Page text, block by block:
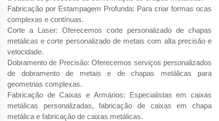
Fabricação por Estampagem Profunda: Para criar formas ocas
complexas e contínuas.
Corte a Laser: Oferecemos corte personalizado de chapas
metálicas e corte personalizado de metais com alta precisão e
velocidade.
Dobramento de Precisão: Oferecemos serviços personalizados
de dobramento de metais e de chapas metálicas para
geometrias complexas.
Fabricação de Caixas e Armários: Especialistas em caixas
metálicas personalizadas, fabricação de caixas em chapa
metálica e fabricação de caixas metálicas.